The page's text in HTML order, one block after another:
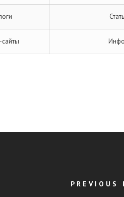
PREVIOUS